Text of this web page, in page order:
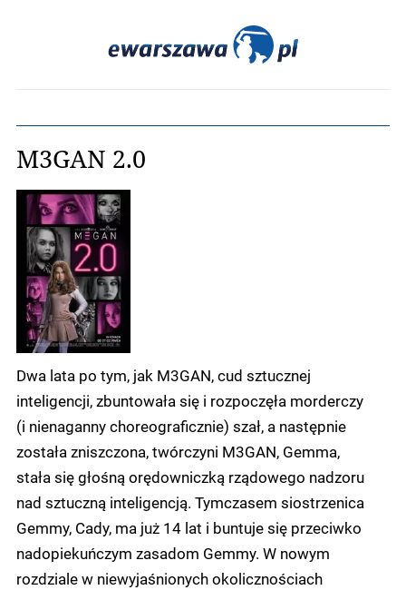
M3GAN 2.0
Dwa lata po tym, jak M3GAN, cud sztucznej
inteligencji, zbuntowała się i rozpoczęła morderczy
(i nienaganny choreograficznie) szał, a następnie
została zniszczona, twórczyni M3GAN, Gemma,
stała się głośną orędowniczką rządowego nadzoru
nad sztuczną inteligencją. Tymczasem siostrzenica
Gemmy, Cady, ma już 14 lat i buntuje się przeciwko
nadopiekuńczym zasadom Gemmy. W nowym
rozdziale w niewyjaśnionych okolicznościach